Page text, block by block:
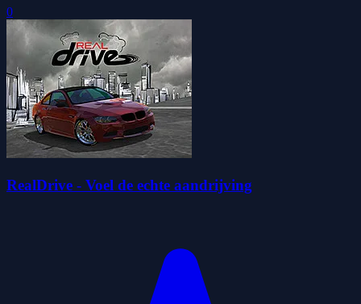
0
RealDrive - Voel de echte aandrijving